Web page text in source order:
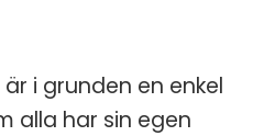
i grunden en enkel
alla har sin egen